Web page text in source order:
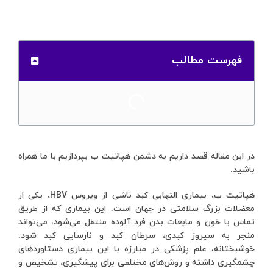
فهرست مطالب
در این مقاله قصد داریم به دشمن هپاتیت ب بپردازیم با ما همراه
باشید.
هپاتیت ب، بیماری التهابی کبد ناشی از ویروس HBV، یکی از
معضلات بزرگ سلامتی در جهان است. این بیماری که از طریق
تماس با خون و مایعات بدن فرد آلوده منتقل می‌شود، می‌تواند
منجر به سیروز کبدی، سرطان کبد و نارسایی کبد شود.
خوشبختانه، علم پزشکی در مبارزه با این بیماری دستاوردهای
چشمگیری داشته و روش‌های مختلفی برای پیشگیری، تشخیص و